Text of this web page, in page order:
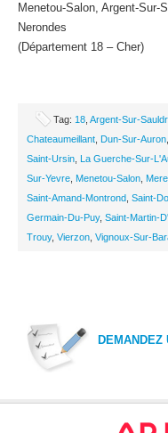
Menetou-Salon, Argent-Sur-
Nerondes
(Département 18 – Cher)
Tag: 18 Argent-Sur-
Chateaumeillant Dun-Sur-Auron
Saint-Ursin La Guerche-Sur-
Sur-Yevre Menetou-Salon
Saint-Amand-Montrond Saint-
Germain-Du-Puy, Saint-Martin-
Trouy, Vierzon Vignoux-Sur-
DEMANDEZ